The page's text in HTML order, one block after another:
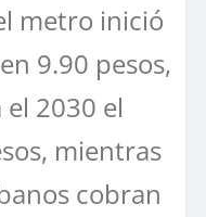
metro inició
9.90 pesos,
2030 el
mientras
cobran